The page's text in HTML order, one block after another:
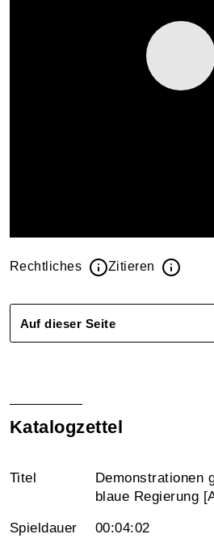
Rechtliches Zitieren
Auf dieser Seite
Katalogzettel
Titel
Demonstrationen
blaue Regierung
Spieldauer 00:04:02